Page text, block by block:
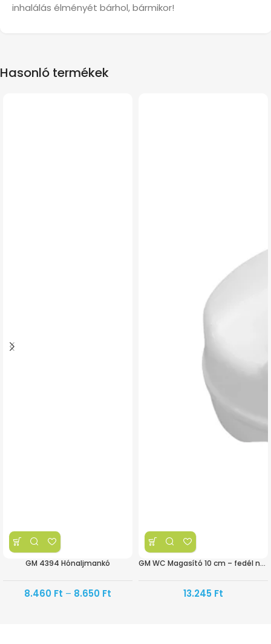
inhalálás élményét bárhol, bármikor!
Hasonló termékek
GM 4394 Hónaljmankó
8.460 Ft – 8.650 Ft
GM WC Magasító 10 cm – fedél nélkül
13.245 Ft